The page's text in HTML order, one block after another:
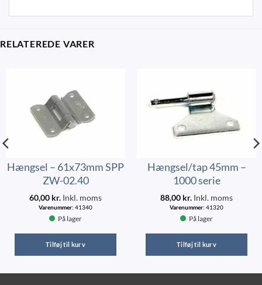
RELATEREDE VARER
Hængsel – 61x73mm SPP
ZW-02.40
60,00 kr. Inkl. moms
Varenummer: 41340
På lager
Tilføj til kurv
Hængsel/tap 45mm –
1000 serie
88,00 kr. Inkl. moms
Varenummer: 41320
På lager
Tilføj til kurv